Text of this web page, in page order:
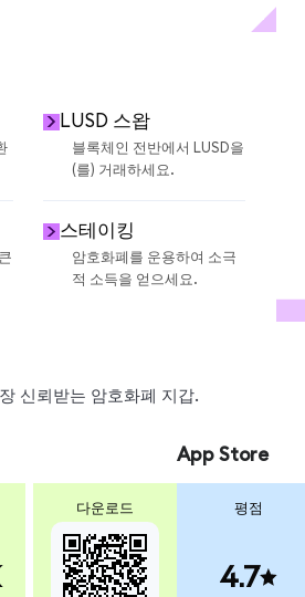
LUSD 스왑
블록체인 전반에서 LUSD을
(를) 거래하세요.
스테이킹
암호화폐를 운용하여 소극
적 소득을 얻으세요.
신뢰받는 암호화폐 지갑.
다운로드
App Store
평점
4.7